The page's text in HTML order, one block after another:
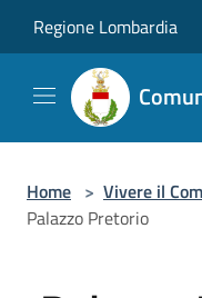
Regione Lombardia
Home > Vivere il
Palazzo Pretorio